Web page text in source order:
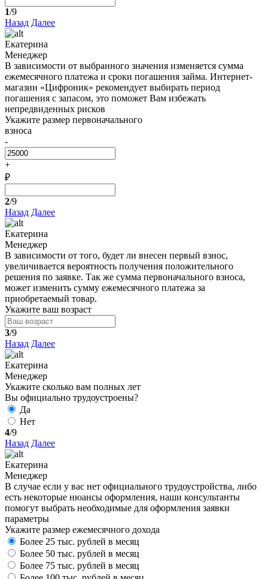
1/9
Назад Далее
Екатерина
Менеджер
В зависимости от выбранного значения изменяется сумма
ежемесячного платежа и сроки погашения займа. Интернет-
магазин «Цифроник» рекомендует выбирать период
погашения с запасом, это поможет Вам избежать
непредвиденных рисков
Укажите размер первоначального
взноса
-
+
₽
2/9
Назад Далее
Екатерина
Менеджер
В зависимости от того, будет ли внесен первый взнос,
увеличивается вероятность получения положительного
решения по заявке. Так же сумма первоначального взноса,
может изменить сумму ежемесячного платежа за
приобретаемый товар.
Укажите ваш возраст
3/9
Назад Далее
Екатерина
Менеджер
Укажите сколько вам полных лет
Вы официально трудоустроены?
Да
Нет
4/9
Назад Далее
Екатерина
Менеджер
В случае если у вас нет официального трудоустройства, либо
есть некоторые нюансы оформления, наши консультанты
помогут выбрать необходимые для оформления заявки
параметры
Укажите размер ежемесячного дохода
Более 25 тыс. рублей в месяц
Более 50 тыс. рублей в месяц
Более 75 тыс. рублей в месяц